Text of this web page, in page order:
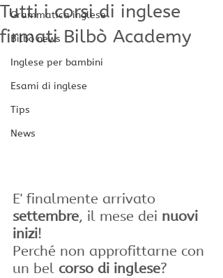
Grammatica inglese
Bilbò news
Inglese per bambini
Esami di inglese
Tips
News
Tutti i corsi di inglese
firmati Bilbò Academy
E' finalmente arrivato
settembre, il mese dei nuovi
inizi!
Perché non approfittarne con
un bel corso di inglese?